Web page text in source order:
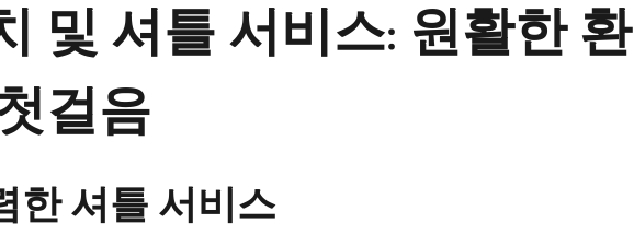
및 셔틀 서비스: 원활한 환
걸음
한 셔틀 서비스